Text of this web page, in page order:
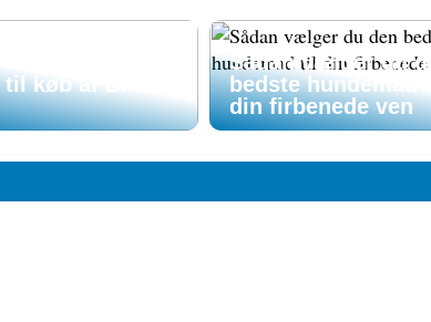
køb af BMW
Sådan vælger du
bedste hundemad
din firbenede ven